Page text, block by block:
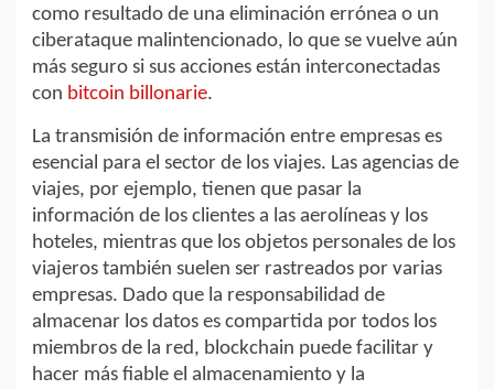
como resultado de una eliminación errónea o un
ciberataque malintencionado, lo que se vuelve aún
más seguro si sus acciones están interconectadas
con bitcoin billonarie.
La transmisión de información entre empresas es
esencial para el sector de los viajes. Las agencias de
viajes, por ejemplo, tienen que pasar la
información de los clientes a las aerolíneas y los
hoteles, mientras que los objetos personales de los
viajeros también suelen ser rastreados por varias
empresas. Dado que la responsabilidad de
almacenar los datos es compartida por todos los
miembros de la red, blockchain puede facilitar y
hacer más fiable el almacenamiento y la